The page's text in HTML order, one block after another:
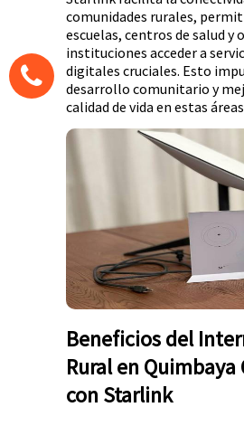
comunidades rurales,
escuelas, centros de salud y
instituciones acceder a
digitales cruciales. Esto
desarrollo comunitario y
calidad de vida en estas
Beneficios del
Rural en
con Starlink